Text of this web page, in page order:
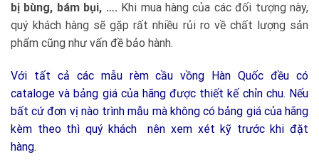
bị bùng, bám bụi, …. Khi mua hàng của các đối tượng này,
quý khách hàng sẽ gặp rất nhiều rủi ro về chất lượng sản
phẩm cũng như vấn đề bảo hành.
Với tất cả các mẫu rèm cầu vồng Hàn Quốc đều có
cataloge và bảng giá của hãng được thiết kế chỉn chu. Nếu
bất cứ đơn vị nào trình mẫu mà không có bảng giá của hãng
kèm theo thì quý khách nên xem xét kỹ trước khi đặt
hàng.